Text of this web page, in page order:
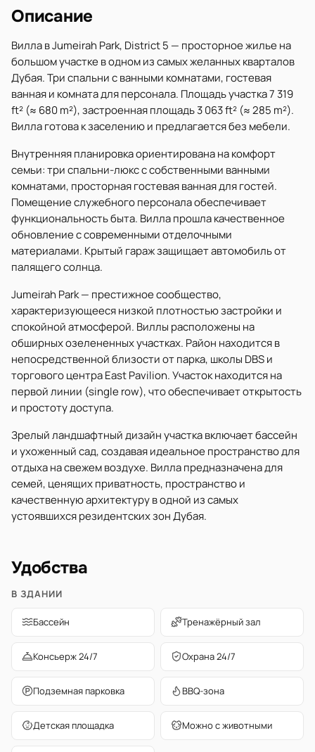
Описание
Вилла в Jumeirah Park, District 5 — просторное жилье на
большом участке в одном из самых желанных кварталов
Дубая. Три спальни с ванными комнатами, гостевая
ванная и комната для персонала. Площадь участка 7 319
ft² (≈ 680 m²), застроенная площадь 3 063 ft² (≈ 285 m²).
Вилла готова к заселению и предлагается без мебели.
Внутренняя планировка ориентирована на комфорт
семьи: три спальни-люкс с собственными ванными
комнатами, просторная гостевая ванная для гостей.
Помещение служебного персонала обеспечивает
функциональность быта. Вилла прошла качественное
обновление с современными отделочными
материалами. Крытый гараж защищает автомобиль от
палящего солнца.
Jumeirah Park — престижное сообщество,
характеризующееся низкой плотностью застройки и
спокойной атмосферой. Виллы расположены на
обширных озелененных участках. Район находится в
непосредственной близости от парка, школы DBS и
торгового центра East Pavilion. Участок находится на
первой линии (single row), что обеспечивает открытость
и простоту доступа.
Зрелый ландшафтный дизайн участка включает бассейн
и ухоженный сад, создавая идеальное пространство для
отдыха на свежем воздухе. Вилла предназначена для
семей, ценящих приватность, пространство и
качественную архитектуру в одной из самых
устоявшихся резидентских зон Дубая.
Удобства
В ЗДАНИИ
Бассейн Тренажёрный зал
Консьерж 24/7 Охрана 24/7
Подземная парковка BBQ-зона
Детская площадка Можно с животными